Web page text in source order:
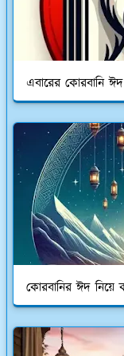
এবারের কোরবানি
কোরবানির ঈদ নিয়ে